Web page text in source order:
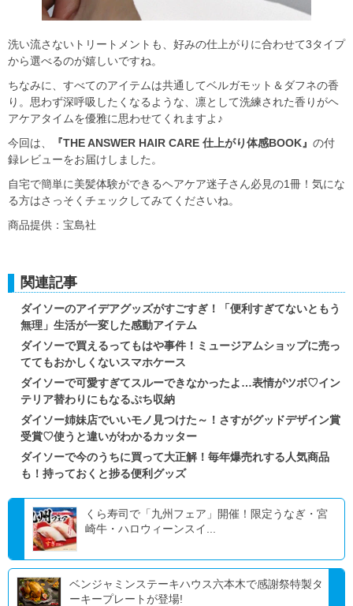
洗い流さないトリートメントも、好みの仕上がりに合わせて3タイプ
から選べるのが嬉しいですね。
ちなみに、すべてのアイテムは共通してベルガモット＆ダフネの香
り。思わず深呼吸したくなるような、凛として洗練された香りがヘ
アケアタイムを優雅に思わせてくれますよ♪
今回は、
『THE ANSWER HAIR CARE 仕上がり体感BOOK』 の付
録レビューをお届けしました。
自宅で簡単に美髪体験ができるヘアケア迷子さん必見の1冊！気にな
る方はさっそくチェックしてみてくださいね。
商品提供：宝島社
関連記事
ダイソーのアイデアグッズがすごすぎ！「便利すぎてないともう
無理」生活が一変した感動アイテム
ダイソーで買えるってもはや事件！ミュージアムショップに売っ
ててもおかしくないスマホケース
ダイソーで可愛すぎてスルーできなかったよ…表情がツボ♡イン
テリア替わりにもなるぷち収納
ダイソー姉妹店でいいモノ見つけた～！さすがグッドデザイン賞
受賞♡使うと違いがわかるカッター
ダイソーで今のうちに買って大正解！毎年爆売れする人気商品
も！持っておくと捗る便利グッズ
くら寿司で「九州フェア」開催！限定うなぎ・宮
崎牛・ハロウィーンスイ...
ベンジャミンステーキハウス六本木で感謝祭特製タ
ーキープレートが登場!